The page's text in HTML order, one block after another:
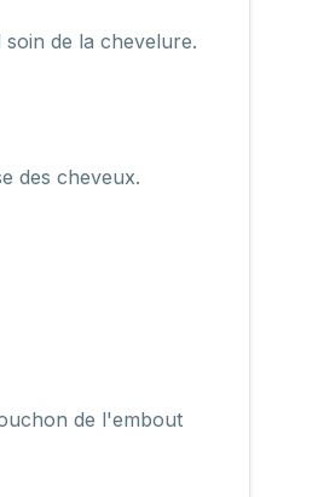
de la chevelure.
des cheveux.
de l'embout